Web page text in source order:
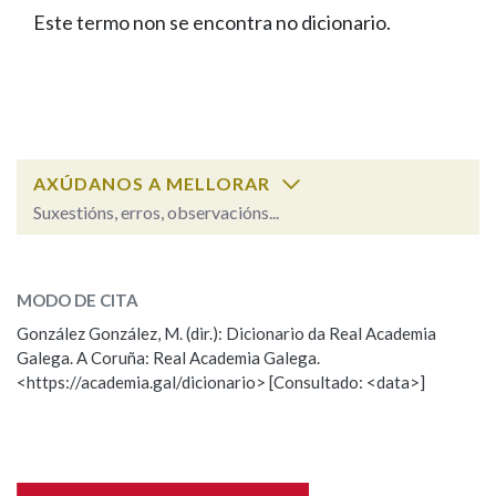
FIGURAS HOMENAXEADAS
PORTAL DAS PALABRAS
Facebook
TwitterYoutubeInstagram
Bluesky
BUSCAR NOS LEMAS
Remata por
BUSCAR NO CONTIDO
Nas definicións
Este termo non se encontra no dicionario.
AXÚDANOS A MELLORAR
Suxestións, erros, observacións...
Observación
Nome
MODO DE CITA
González González, M. (dir.): Dicionario da Real Academia
Galega. A Coruña: Real Academia Galega.
<https://academia.gal/dicionario> [Consultado: <data>]